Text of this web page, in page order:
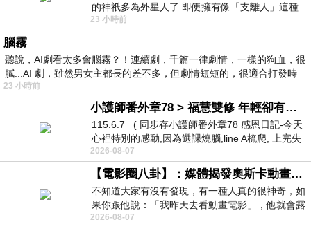
的神祇多為外星人了 即便擁有像「支離人」這種
驚世駭俗的神通法門 也未必讀
23 小時前
腦霧
聽說，AI劇看太多會腦霧？！連續劇，千篇一律劇情，一樣的狗血，很
膩...AI 劇，雖然男女主都長的差不多，但劇情短短的，很適合打發時
23 小時前
小護師番外章78 > 福慧雙修 年輕卻有個老靈魂 ㄑ金剛經〉podcast
115.6.7 ( 同步存小護師番外章78 感恩日記-今天
心裡特別的感動,因為選課燒腦,line A梳爬, 上完失
智課的她,特來傾
2026-08-07
【電影圈八卦】：媒體揭發奧斯卡動畫項目投票醜聞！好萊塢為什麼看不起動畫電影？
不知道大家有沒有發現，有一種人真的很神奇，如
果你跟他說：「我昨天去看動畫電影」，他就會露
出一種慈祥的微笑，然後問你是不是陪小
2026-08-07